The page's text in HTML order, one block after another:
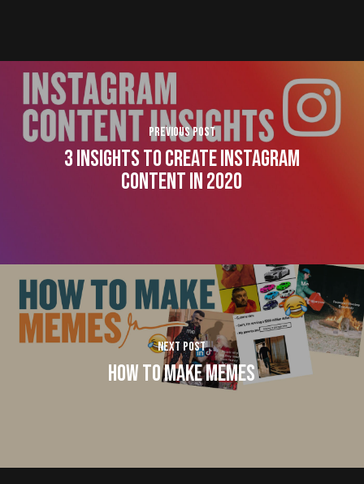
Previous Post
3 Insights To Create Instagram
Content In 2020
Next Post
How To Make Memes